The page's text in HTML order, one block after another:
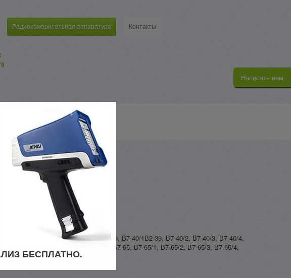
Радиоизмерительная аппаратура Контакты
Написать нам
БЕСПЛАТНО.
В3-63, В3-65
В7-36, В7-37, В7-38, В7-39, В7-40, В7-40/1В2-39, В7-40/2, В7-40/3, В7-40/4,
В7-58/2, В7-61, В7-62 В7-64/1, В7-65, В7-65/1, В7-65/2, В7-65/3, В7-65/4,